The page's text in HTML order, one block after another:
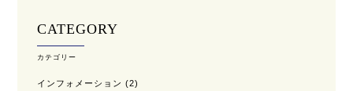
CATEGORY
カテゴリー
インフォメーション (2)